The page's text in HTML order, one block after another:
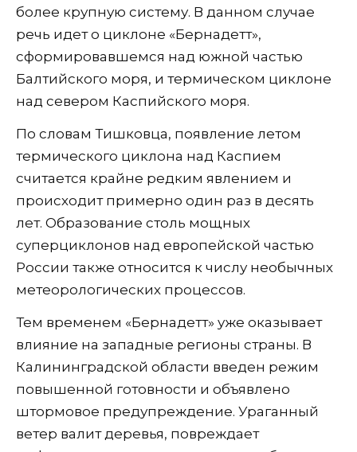
более крупную систему. В данном случае
речь идет о циклоне «Бернадетт»,
сформировавшемся над южной частью
Балтийского моря, и термическом циклоне
над севером Каспийского моря.
По словам Тишковца, появление летом
термического циклона над Каспием
считается крайне редким явлением и
происходит примерно один раз в десять
лет. Образование столь мощных
суперциклонов над европейской частью
России также относится к числу необычных
метеорологических процессов.
Тем временем «Бернадетт» уже оказывает
влияние на западные регионы страны. В
Калининградской области введен режим
повышенной готовности и объявлено
штормовое предупреждение. Ураганный
ветер валит деревья, повреждает